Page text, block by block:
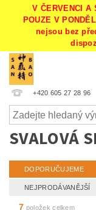
V ČERVENCI A
POUZE V
nejsou bez
+420 605 27 28 96
SVALOVÁ
DOPORUČUJEME
NEJPRODÁVANĚJŠÍ
7 položek celkem